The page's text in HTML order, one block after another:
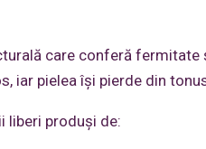
care conferă fermitate
iar pielea își pierde din
liberi produși de: